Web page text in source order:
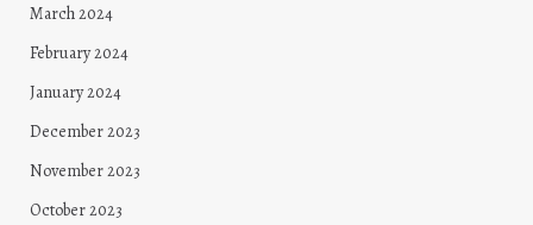
March 2024
February 2024
January 2024
December 2023
November 2023
October 2023